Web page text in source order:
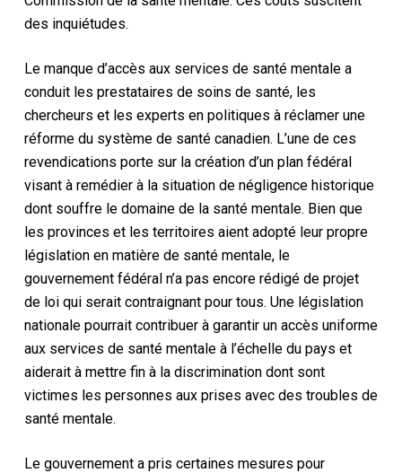
des inquiétudes.
Le manque d’accès aux services de santé mentale a
conduit les prestataires de soins de santé, les
chercheurs et les experts en politiques à réclamer une
réforme du système de santé canadien. L’une de ces
revendications porte sur la création d’un plan fédéral
visant à remédier à la situation de négligence historique
dont souffre le domaine de la santé mentale. Bien que
les provinces et les territoires aient adopté leur propre
législation en matière de santé mentale, le
gouvernement fédéral n’a pas encore rédigé de projet
de loi qui serait contraignant pour tous. Une législation
nationale pourrait contribuer à garantir un accès uniforme
aux services de santé mentale à l’échelle du pays et
aiderait à mettre fin à la discrimination dont sont
victimes les personnes aux prises avec des troubles de
santé mentale.
Le gouvernement a pris certaines mesures pour